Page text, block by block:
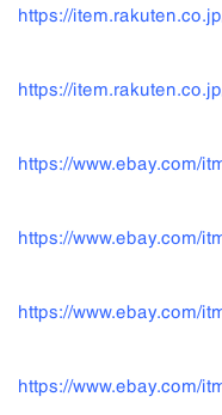
https://
https://
https://www.ebay.com/
https://www.ebay.com/
https://www.ebay.com/
https://www.ebay.com/